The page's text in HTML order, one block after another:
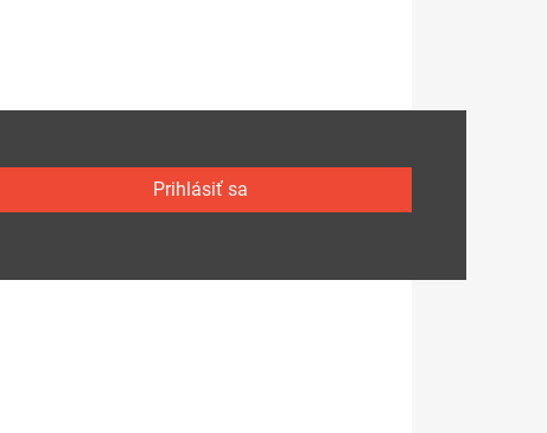
Prihlásiť sa